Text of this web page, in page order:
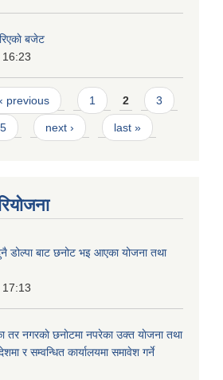
बजेट
‹ previous 1 2 3
5 next › last »
डोल्पा बाट छनोट भइ आएका योजना तथा
तर नगरकाे छनाेटमा नपरेका उक्त याेजना तथा
र सम्वन्धित कार्यालयमा समावेश गर्ने